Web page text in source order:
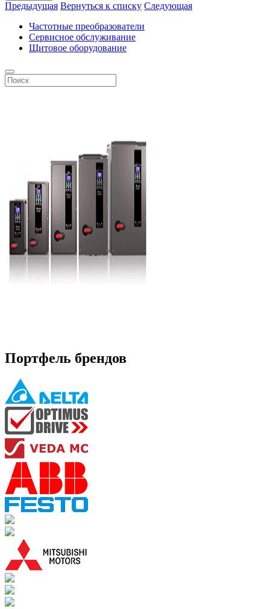
Предыдущая Вернуться к списку Следующая
Частотные преобразователи
Сервисное обслуживание
Щитовое оборудование
Портфель брендов